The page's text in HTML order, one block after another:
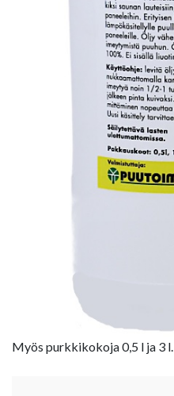
Myös purkkikokoja 0,5 l ja 3 l.